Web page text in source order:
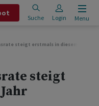
Suche Login Menu
steigt erstmals in diesem Jahr
steigt